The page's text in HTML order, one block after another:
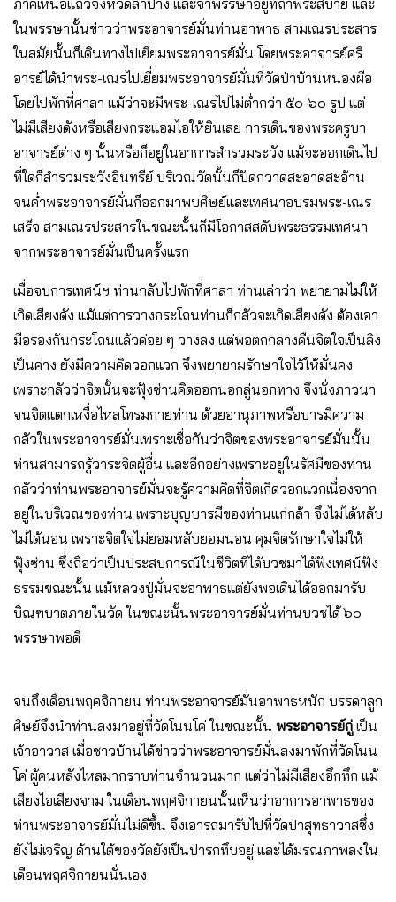
ภาคเหนือแถวจังหวัดลำปาง และจำพรรษาอยู่ที่ถ้ำพระสบาย และ
ในพรรษานั้นข่าวว่าพระอาจารย์มั่นท่านอาพาธ สามเณรประสาร
ในสมัยนั้นก็เดินทางไปเยี่ยมพระอาจารย์มั่น โดยพระอาจารย์ศรี
อารย์ได้นำพระ-เณรไปเยี่ยมพระอาจารย์มั่นที่วัดป่าบ้านหนองผือ
โดยไปพักที่ศาลา แม้ว่าจะมีพระ-เณรไปไม่ต่ำกว่า ๕๐-๖๐ รูป แต่
ไม่มีเสียงดังหรือเสียงกระแอมไอให้ยินเลย การเดินของพระครูบา
อาจารย์ต่าง ๆ นั้นหรือก็อยู่ในอาการสำรวมระวัง แม้จะออกเดินไป
ที่ใดก็สำรวมระวังอินทรีย์ บริเวณวัดนั้นก็ปัดกวาดสะอาดสะอ้าน
จนค่ำพระอาจารย์มั่นก็ออกมาพบศิษย์และเทศนาอบรมพระ-เณร
เสร็จ สามเณรประสารในขณะนั้นก็มีโอกาสสดับพระธรรมเทศนา
จากพระอาจารย์มั่นเป็นครั้งแรก
เมื่อจบการเทศน์ฯ ท่านกลับไปพักที่ศาลา ท่านเล่าว่า พยายามไม่ให้
เกิดเสียงดัง แม้แต่การวางกระโถนท่านก็กลัวจะเกิดเสียงดัง ต้องเอา
มือรองก้นกระโถนแล้วค่อย ๆ วางลง แต่พอตกกลางคืนจิตใจเป็นลิง
เป็นค่าง ยังมีความคิดวอกแวก จึงพยายามรักษาใจไว้ให้มั่นคง
เพราะกลัวว่าจิตนั้นจะฟุ้งซ่านคิดออกนอกลู่นอกทาง จึงนั่งภาวนา
จนจิตแตกเหงื่อไหลโทรมกายท่าน ด้วยอานุภาพหรือบารมีความ
กลัวในพระอาจารย์มั่นเพราะเชื่อกันว่าจิตของพระอาจารย์มั่นนั้น
ท่านสามารถรู้วาระจิตผู้อื่น และอีกอย่างเพราะอยู่ในรัศมีของท่าน
กลัวว่าท่านพระอาจารย์มั่นจะรู้ความคิดที่จิตเกิดวอกแวกเนื่องจาก
อยู่ในบริเวณของท่าน เพราะบุญบารมีของท่านแก่กล้า จึงไม่ได้หลับ
ไม่ได้นอน เพราะจิตใจไม่ยอมหลับยอมนอน คุมจิตรักษาใจไม่ให้
ฟุ้งซ่าน ซึ่งถือว่าเป็นประสบการณ์ในชีวิตที่ได้บวชมาได้ฟังเทศน์ฟัง
ธรรมขณะนั้น แม้หลวงปู่มั่นจะอาพาธแต่ยังพอเดินได้ออกมารับ
บิณฑบาตภายในวัด ในขณะนั้นพระอาจารย์มั่นท่านบวชได้ ๖๐
พรรษาพอดี
จนถึงเดือนพฤศจิกายน ท่านพระอาจารย์มั่นอาพาธหนัก บรรดาลูก
ศิษย์จึงนำท่านลงมาอยู่ที่วัดโนนโค่ ในขณะนั้น พระอาจารย์กู่ เป็น
เจ้าอาวาส เมื่อชาวบ้านได้ข่าวว่าพระอาจารย์มั่นลงมาพักที่วัดโนน
โค่ ผู้คนหลั่งไหลมากราบท่านจำนวนมาก แต่ว่าไม่มีเสียงอึกทึก แม้
เสียงไอเสียงจาม ในเดือนพฤศจิกายนนั้นเห็นว่าอาการอาพาธของ
ท่านพระอาจารย์มั่นไม่ดีขึ้น จึงเอารถมารับไปที่วัดป่าสุทธาวาสซึ่ง
ยังไม่เจริญ ด้านใต้ของวัดยังเป็นป่ารกทึบอยู่ และได้มรณภาพลงใน
เดือนพฤศจิกายนนั่นเอง